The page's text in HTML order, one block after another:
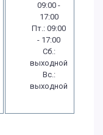
09:00 -
17:00
Пт.: 09:00
- 17:00
Сб.:
выходной
Вс.:
выходной